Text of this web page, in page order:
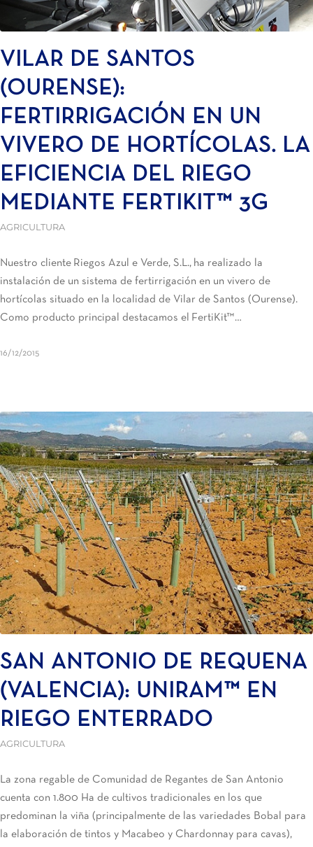
VILAR DE SANTOS
(OURENSE):
FERTIRRIGACIÓN EN UN
VIVERO DE HORTÍCOLAS. LA
EFICIENCIA DEL RIEGO
MEDIANTE FERTIKIT™ 3G
AGRICULTURA
Nuestro cliente Riegos Azul e Verde, S.L., ha realizado la
instalación de un sistema de fertirrigación en un vivero de
hortícolas situado en la localidad de Vilar de Santos (Ourense).
Como producto principal destacamos el FertiKit™…
16/12/2015
SAN ANTONIO DE REQUENA
(VALENCIA): UNIRAM™ EN
RIEGO ENTERRADO
AGRICULTURA
La zona regable de Comunidad de Regantes de San Antonio
cuenta con 1.800 Ha de cultivos tradicionales en los que
predominan la viña (principalmente de las variedades Bobal para
la elaboración de tintos y Macabeo y Chardonnay para cavas),